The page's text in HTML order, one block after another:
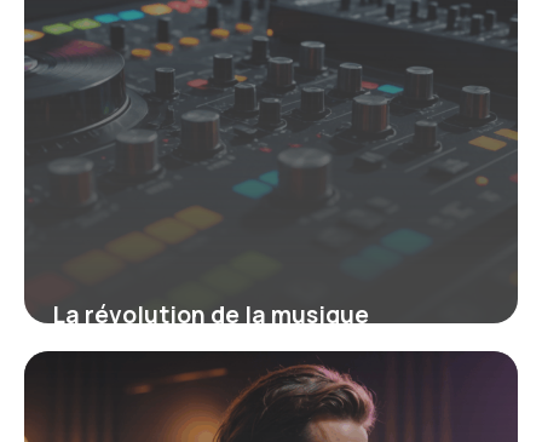
La révolution de la musique
électronique : ses genres et
influences clés